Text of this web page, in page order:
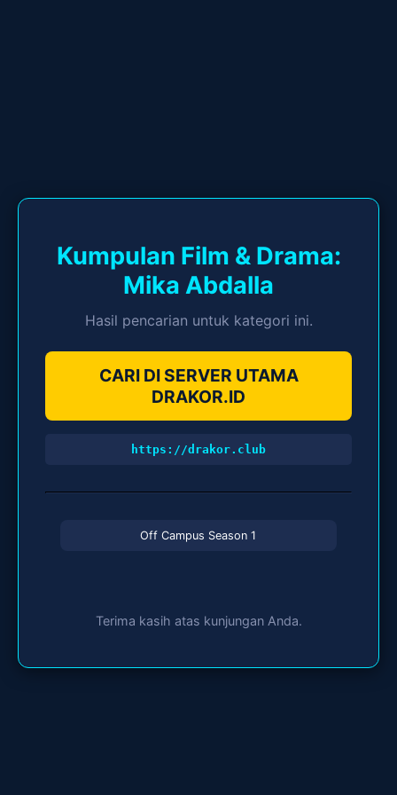
Kumpulan Film & Drama:
Mika Abdalla
Hasil pencarian untuk kategori ini.
CARI DI SERVER UTAMA
DRAKOR.ID
https://drakor.club
Off Campus Season 1
Terima kasih atas kunjungan Anda.